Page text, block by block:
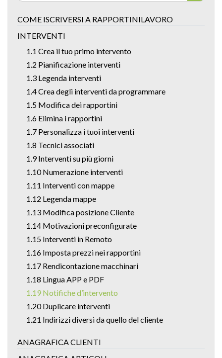
COME ISCRIVERSI A RAPPORTINILAVORO
INTERVENTI
1.1 Crea il tuo primo intervento
1.2 Pianificazione interventi
1.3 Legenda interventi
1.4 Crea degli interventi da programmare
1.5 Modifica dei rapportini
1.6 Elimina i rapportini
1.7 Personalizza i tuoi interventi
1.8 Tecnici associati
1.9 Interventi su più giorni
1.10 Numerazione interventi
1.11 Interventi con mappe
1.12 Legenda mappe
1.13 Modifica posizione Cliente
1.14 Motivazioni preconfigurate
1.15 Interventi in Remoto
1.16 Imposta prezzi nei rapportini
1.17 Rendicontazione macchinari
1.18 Lingua APP e PDF
1.19 Notifiche d’intervento
1.20 Duplicare interventi
1.21 Indirizzi diversi da quello del cliente
ANAGRAFICA CLIENTI